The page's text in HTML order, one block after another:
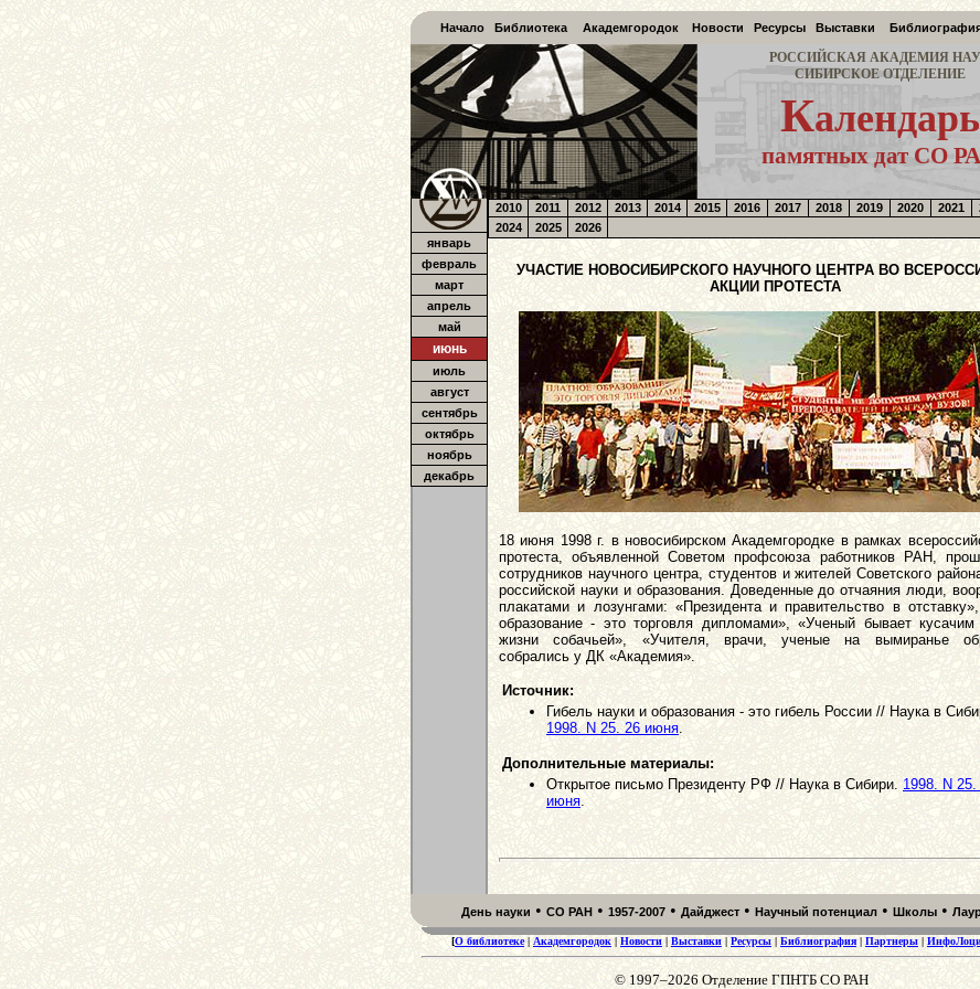
Начало Библиотека Академгородок Новости Ресурсы Выставки
РОССИЙСКАЯ АКАДЕМИЯ
СИБИРСКОЕ ОТДЕЛЕНИЕ
Календарь
памятных дат СО
январь
февраль
март
апрель
май
июнь
июль
август
сентябрь
октябрь
ноябрь
декабрь
2010 2011 2012 2013 2014 2015 2016 2017 2018 2019 2020 2021
2024 2025 2026
УЧАСТИЕ НОВОСИБИРСКОГО НАУЧНОГО ЦЕНТРА ВО
АКЦИИ ПРОТЕСТА
18 июня 1998 г. в новосибирском Академгородке в рамках
протеста, объявленной Советом профсоюза работников РАН,
сотрудников научного центра, студентов и жителей Советского
российской науки и образования. Доведенные до отчаяния люди,
плакатами и лозунгами: «Президента и правительство в
образование - это торговля дипломами», «Ученый бывает кусачим
жизни собачьей», «Учителя, врачи, ученые на вымиранье
собрались у ДК «Академия».
Источник:
Гибель науки и образования - это гибель России // Наука в
1998. N 25. 26 июня.
Дополнительные материалы:
Открытое письмо Президенту РФ // Наука в Сибири.1998. N 25.
июня.
День науки • СО РАН • 1957-2007 • Дайджест • Научный потенциал • Школы •
[О библиотеке| Академгородок| Новости | Выставки| Ресурсы | Библиография|Партнеры |
© 1997–2026 Отделение ГПНТБ СО РАН